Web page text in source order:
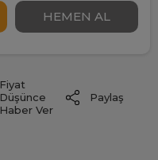
Fiyat
Düşünce
Haber Ver
Paylaş